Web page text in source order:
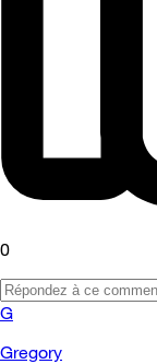
0
G
Gregory